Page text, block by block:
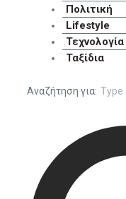
Πολιτική
Lifestyle
Τεχνολογία
Ταξίδια
Αναζήτηση για: